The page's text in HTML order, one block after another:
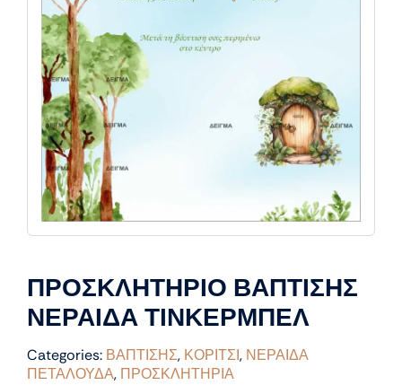
ΠΡΟΣΚΛΗΤΗΡΙΟ ΒΑΠΤΙΣΗΣ
ΝΕΡΑΙΔΑ ΤΙΝΚΕΡΜΠΕΛ
Categories: ΒΑΠΤΙΣΗΣ, ΚΟΡΙΤΣΙ, ΝΕΡΑΙΔΑ
ΠΕΤΑΛΟΥΔΑ, ΠΡΟΣΚΛΗΤΗΡΙΑ